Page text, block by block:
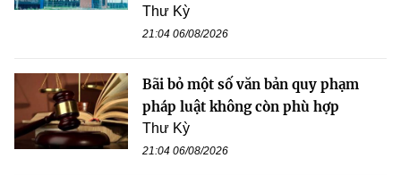
Thư Kỳ
21:04 06/08/2026
Bãi bỏ một số văn bản quy phạm
pháp luật không còn phù hợp
Thư Kỳ
21:04 06/08/2026